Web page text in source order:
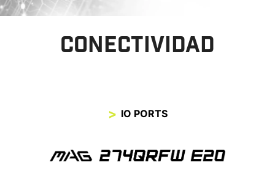
CONECTIVIDAD
IO PORTS